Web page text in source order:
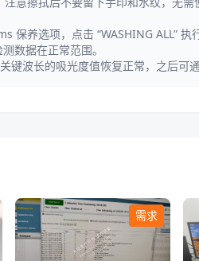
养选项，点击 “WASHING ALL” 执
数据在正常范围。
波长的吸光度值恢复正常，之后可
需求